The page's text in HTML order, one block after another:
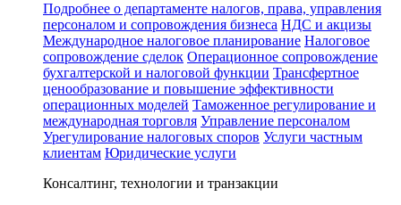
Подробнее о департаменте налогов, права, управления
персоналом и сопровождения бизнеса НДС и акцизы
Международное налоговое планирование Налоговое
сопровождение сделок Операционное сопровождение
бухгалтерской и налоговой функции Трансфертное
ценообразование и повышение эффективности
операционных моделей Таможенное регулирование и
международная торговля Управление персоналом
Урегулирование налоговых споров Услуги частным
клиентам Юридические услуги
Консалтинг, технологии и транзакции